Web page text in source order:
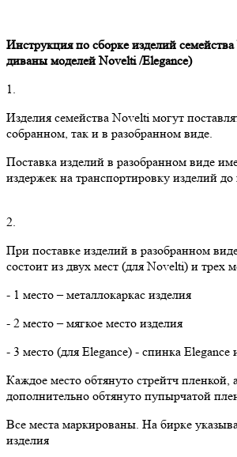
Инструкция по сборке изделий семейства
диваны моделейNovelti/Elegance)
1.
Изделия семейства Novelti могут
собранном, так и в разобранном виде.
Поставка изделий в разобранном виде
издержек на транспортировку изделий до
2.
При поставке изделий в разобранном
состоит из двух мест (для Novelti) и трех
- 1 место – металлокаркас изделия
- 2 место – мягкое место изделия
- 3 место (для Elegance) - спинка Elegance
Каждое место обтянуто стрейтч пленкой,
дополнительно обтянуто пупырчатой
Все места маркированы. На бирке
изделия